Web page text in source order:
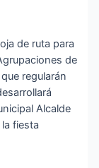
de ruta para
de
regularán
Alcalde
fiesta